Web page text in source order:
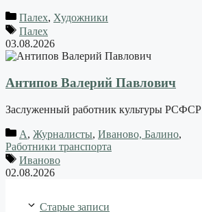
Палех, Художники
Палех
03.08.2026
Антипов Валерий Павлович
Заслуженный работник культуры РСФСР
А, Журналисты, Иваново, Балино,
Работники транспорта
Иваново
02.08.2026
Старые записи